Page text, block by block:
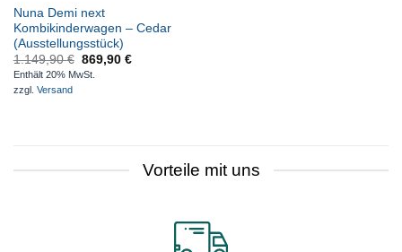
Nuna Demi next
Kombikinderwagen – Cedar
(Ausstellungsstück)
1.149,90€ 869,90 €
Enthält 20% MwSt.
zzgl. Versand
Vorteile mit uns